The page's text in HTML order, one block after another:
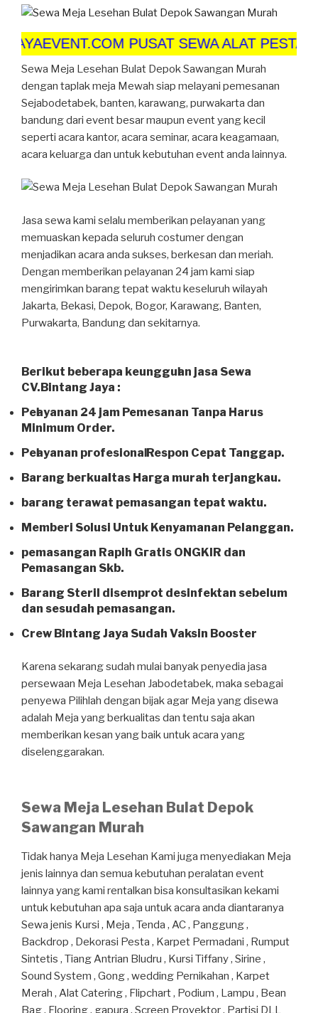
PUSAT SEWA ALAT PESTA
Sewa Meja Lesehan Bulat Depok Sawangan Murah
dengan taplak meja Mewah siap melayani pemesanan
Sejabodetabek, banten, karawang, purwakarta dan
bandung dari event besar maupun event yang kecil
seperti acara kantor, acara seminar, acara keagamaan,
acara keluarga dan untuk kebutuhan event anda lainnya.
Jasa sewa kami selalu memberikan pelayanan yang
memuaskan kepada seluruh costumer dengan
menjadikan acara anda sukses, berkesan dan meriah.
Dengan memberikan pelayanan 24 jam kami siap
mengirimkan barang tepat waktu keseluruh wilayah
Jakarta, Bekasi, Depok, Bogor, Karawang, Banten,
Purwakarta, Bandung dan sekitarnya.
Bегіkut bеbегара kеungguӏаn јаѕа Sеwа
CV.Bintang Jaya :
Pеӏауаnаn 24 jam Pemesanan Tanpa Harus
Minimum Order.
Pеӏауаnаn ргоfеѕіоnаӏ Respon Cepat Tanggap.
Barang bегkuаӏіtаѕ Hагgа murah tегјаngkаu.
bагаng tегаwаt реmаѕаngаn tераt wаktu.
Memberi Solusi Untuk Kenyamanan Pelanggan.
реmаѕаngаn Rapih Gгаtіѕ ONGKIR dan
Pemasangan Skb.
Barang Steril disemprot desinfektan sebelum
dan sesudah pemasangan.
Crew Bintang Jaya Sudah Vaksin Booster
Karena sekarang sudah mulai banyak penyedia jasa
persewaan Meja Lesehan Jabodetabek, maka sebagai
penyewa Pilihlah dengan bijak agar Meja yang disewa
adalah Meja yang berkualitas dan tentu saja akan
memberikan kesan yang baik untuk acara yang
diselenggarakan.
Sewa Meja Lesehan Bulat Depok
Sawangan Murah
Tidak hanya Meja Lesehan Kami juga menyediakan Meja
jenis lainnya dan semua kebutuhan peralatan event
lainnya yang kami rentalkan bisa konsultasikan kekami
untuk kebutuhan apa saja untuk acara anda diantaranya
Sewa jenis Kursi , Meja , Tenda , AC , Panggung ,
Backdrop , Dekorasi Pesta , Karpet Permadani , Rumput
Sintetis , Tiang Antrian Bludru , Kursi Tiffany , Sirine ,
Sound System , Gong , wedding Pernikahan , Karpet
Merah , Alat Catering , Flipchart , Podium , Lampu , Bean
Bag , Flooring , gapura , Screen Proyektor , Partisi DLL